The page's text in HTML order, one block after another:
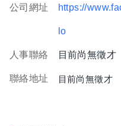
公司網址 https://
lo
人事聯絡 目前尚無徵才
聯絡地址 目前尚無徵才